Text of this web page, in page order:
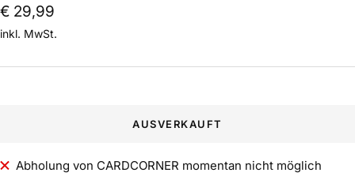
Angebotspreis
€ 29,99
inkl. MwSt.
AUSVERKAUFT
Abholung von CARDCORNER momentan nicht möglich